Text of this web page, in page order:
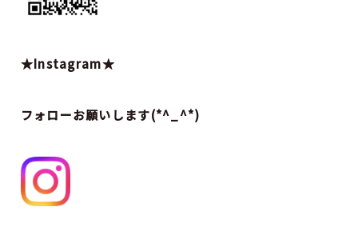
★Instagram★
フォローお願いします(*^_^*)